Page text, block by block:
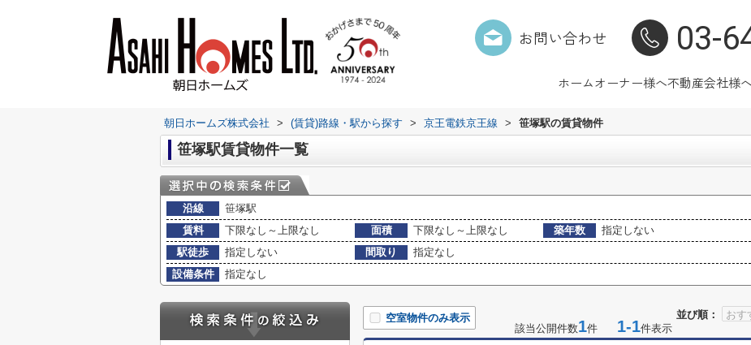
お問い合わせ 03-
ホームオーナー様へ不動産会社様へ
朝日ホームズ株式会社 > (賃貸)路線・駅から探す > 京王電鉄京王線 > 笹塚駅の賃貸物件
笹塚駅賃貸物件一覧
沿線
笹塚駅
賃料
下限なし～上限なし 面積 下限なし～上限なし 築年数
指定しない
駅徒歩
指定しない 間取り
指定なし
設備条件
指定なし
並び順：
空室物件のみ表示
該当公開件数1件 1-1件表示